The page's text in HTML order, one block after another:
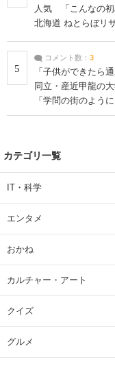
人気 「こんなの初
北海道 ねとらぼリ
5
コメント数： 3
「子供ができたら
同立・産近甲龍の
「学問の街のよう
| 大学 ねとらぼリサ
カテゴリ一覧
IT・科学
エンタメ
おかね
カルチャー・アート
クイズ
グルメ